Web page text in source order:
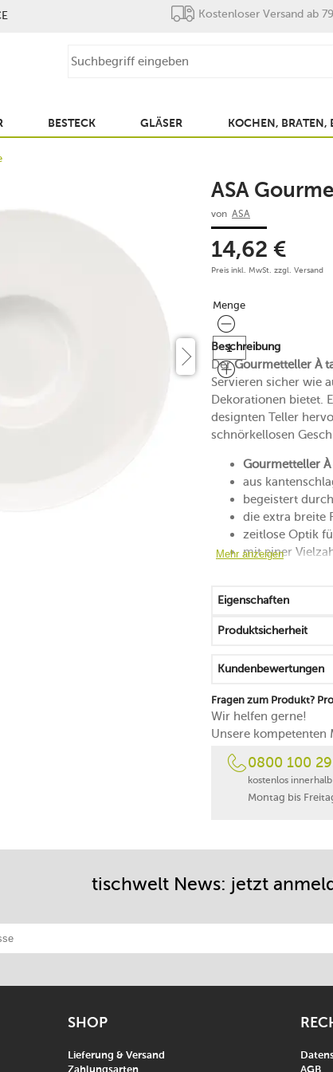
Kostenloser Versand ab
BESTECK GLÄSER KOCHEN, BRATEN,
ASA
von ASA
14,62 €
Preis inkl. MwSt. zzgl. Versand
Menge
Menge
Beschreibung
DerGourmetteller À
Servieren sicher wie
Dekorationen bietet.
designten Teller
schnörkellosen
Gourmetteller
aus
begeistert
die extra breite
zeitlose Optik
mit einer
Mehr anzeigen
Eigenschaften
Produktsicherheit
Kundenbewertungen
Fragen zum Produkt?
Wir helfen gerne!
Unsere kompetenten
0800 100
kostenlos
Montag bis
tischwelt News: jetzt
eintragen
SHOP
Lieferung & Versand